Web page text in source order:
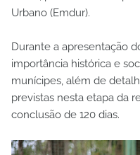
Urbano (Emdur).
Durante a apresentação
importância histórica e
munícipes, além de
previstas nesta etapa da
conclusão de 120 dias.